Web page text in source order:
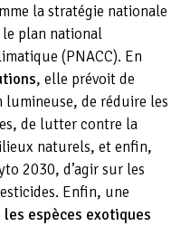
la stratégie nationale
le plan national
(PNACC). En
, elle prévoit de
de réduire les
de lutter contre la
naturels, et enfin,
2030, d’agir sur les
Enfin, une
espèces exotiques